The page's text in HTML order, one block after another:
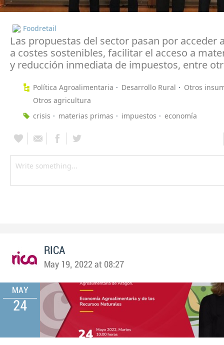
Foodretail
Las propuestas del sector pasan por acceder
a costes sostenibles, facilitar el acceso a
y reducción inmediata de impuestos, entre
Política Agroalimentaria Desarrollo Rural
Otros
Otros agricultura
crisis
materias primas impuestos economía
RICA
May 19, 2022 at 08:27
MAY
24